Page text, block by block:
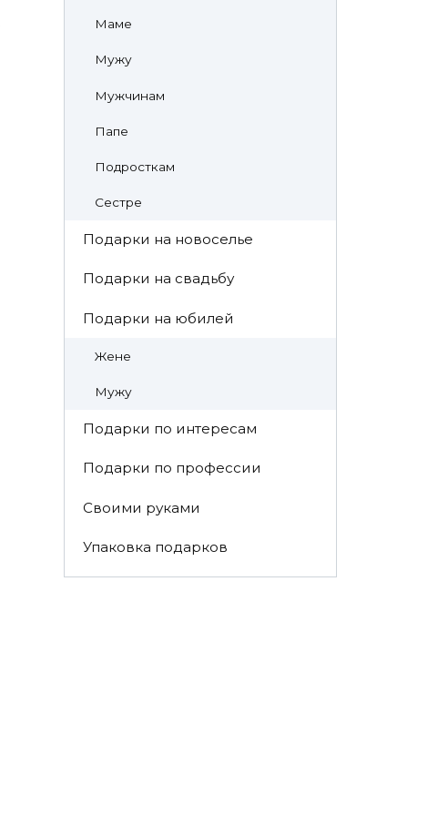
Маме
Мужу
Мужчинам
Папе
Подросткам
Сестре
Подарки на новоселье
Подарки на свадьбу
Подарки на юбилей
Жене
Мужу
Подарки по интересам
Подарки по профессии
Своими руками
Упаковка подарков